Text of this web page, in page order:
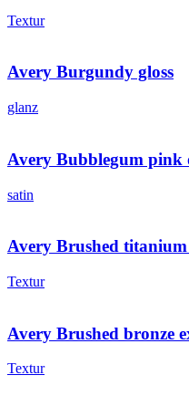
Textur
Avery Burgundy gloss
glanz
Avery Bubblegum pink
satin
Avery Brushed titanium
Textur
Avery Brushed bronze
Textur